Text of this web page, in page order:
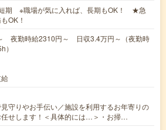
期 ※職場が気に入れば、長期もOK！ ★急
OK！
夜勤時給2310円～ 日収3.4万円～（夜勤時
）
守りやお手伝い／施設を利用するお年寄りの
任せします！＜具体的には…＞・お掃…